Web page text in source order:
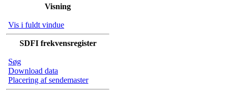
Visning
Vis i fuldt vindue
SDFI frekvensregister
Søg
Download data
Placering af sendemaster